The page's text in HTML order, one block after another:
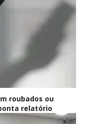
roubados ou
relatório